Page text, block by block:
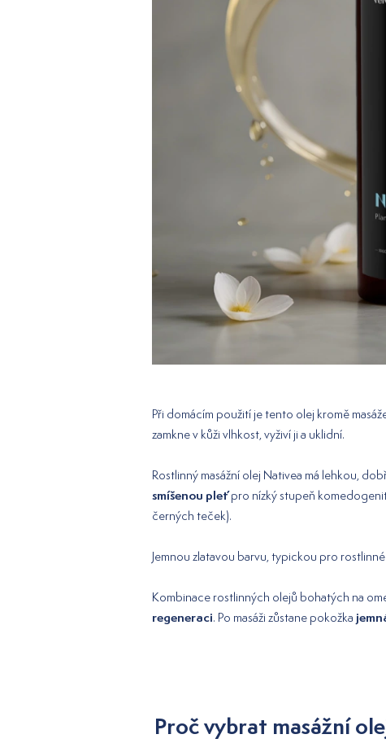
Při domácím použití je tento olej kromě
zamkne v kůži vlhkost, vyživí ji a uklidní.
Rostlinný masážní olej Nativea má lehkou,
smíšenou pleťpro nízký stupeň
černých teček).
Jemnou zlatavou barvu, typickou pro
Kombinace rostlinných olejů bohatých na
regeneraci. Po masáži zůstane pokožka
Proč vybrat masážní